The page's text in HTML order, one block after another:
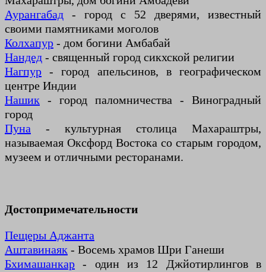
Аурангабад - город с 52 дверями, известный
своими памятниками моголов
Колхапур - дом богини Амбабай
Нандед - священный город сикхской религии
Нагпур - город апельсинов, в географическом
центре Индии
Нашик - город паломничества - Виноградный
город
Пуна - культурная столица Махараштры,
называемая Оксфорд Востока со старым городом,
музеем и отличными ресторанами.
Достопримечательности
Пещеры Аджанта
Аштавинаяк - Восемь храмов Шри Ганеши
Бхимашанкар - один из 12 Джйотирлингов в